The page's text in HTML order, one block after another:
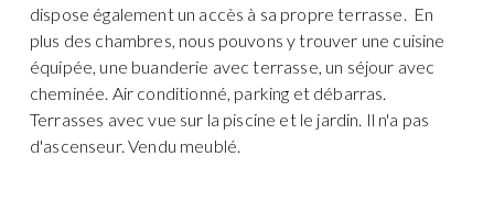
dispose également un accès à sa propre terrasse. En
plus des chambres, nous pouvons y trouver une cuisine
équipée, une buanderie avec terrasse, un séjour avec
cheminée. Air conditionné, parking et débarras.
Terrasses avec vue sur la piscine et le jardin. Il n'a pas
d'ascenseur. Vendu meublé.